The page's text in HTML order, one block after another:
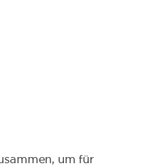
um für